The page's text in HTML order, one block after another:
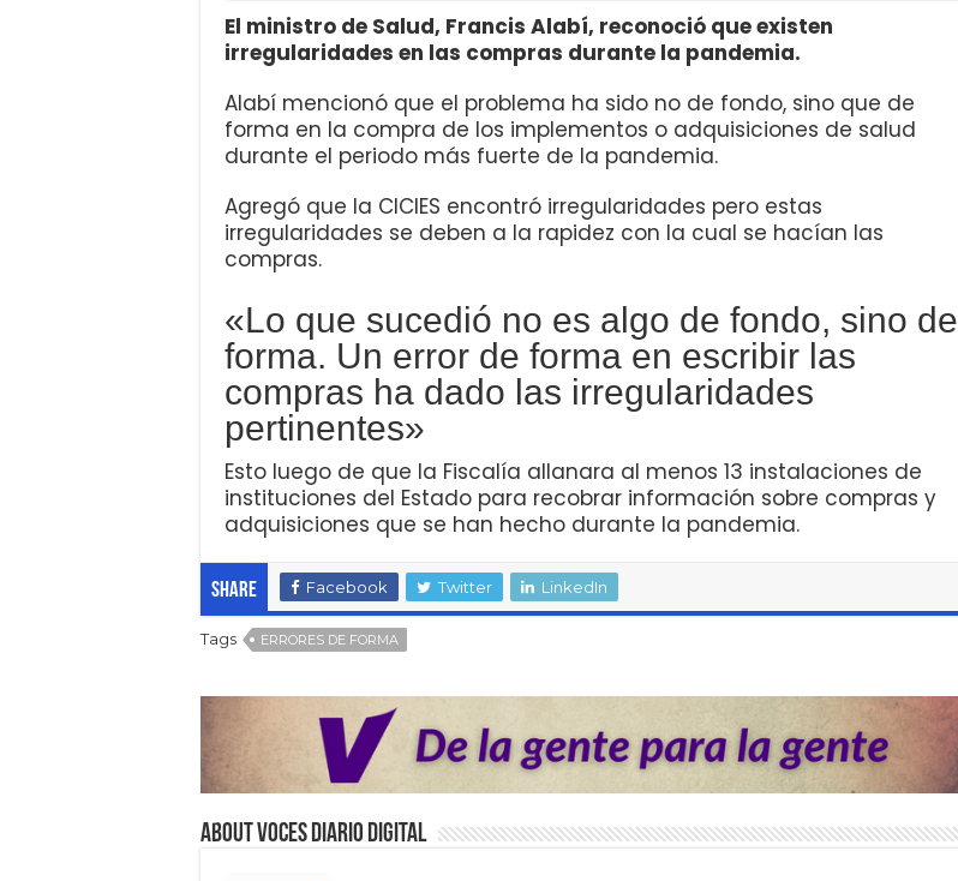
El ministro de Salud, Francis Alabí, reconoció que existen
irregularidades en las compras durante la pandemia.
Alabí mencionó que el problema ha sido no de fondo, sino que de
forma en la compra de los implementos o adquisiciones de salud
durante el periodo más fuerte de la pandemia.
Agregó que la CICIES encontró irregularidades pero estas
irregularidades se deben a la rapidez con la cual se hacían las
compras.
«Lo que sucedió no es algo de fondo, sino de
forma. Un error de forma en escribir las
compras ha dado las irregularidades
pertinentes»
Esto luego de que la Fiscalía allanara al menos 13 instalaciones de
instituciones del Estado para recobrar información sobre compras y
adquisiciones que se han hecho durante la pandemia.
Share Facebook Twitter LinkedIn
Tags ERRORES DE FORMA
About VOCES Diario digital